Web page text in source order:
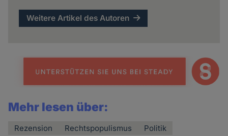
Weitere Artikel des Autoren
Mehr lesen über:
Rezension Rechtspopulismus Politik